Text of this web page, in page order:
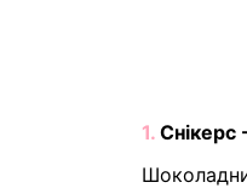
1. Снікерс